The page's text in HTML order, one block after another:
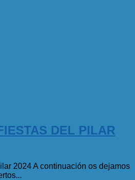
DEL PILAR
2024 A continuación os dejamos